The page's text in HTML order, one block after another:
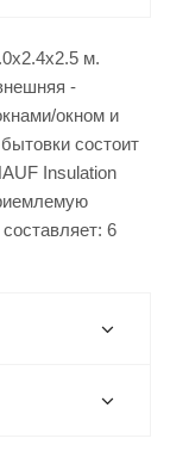
м.
-
окном и
состоит
Insulation
6